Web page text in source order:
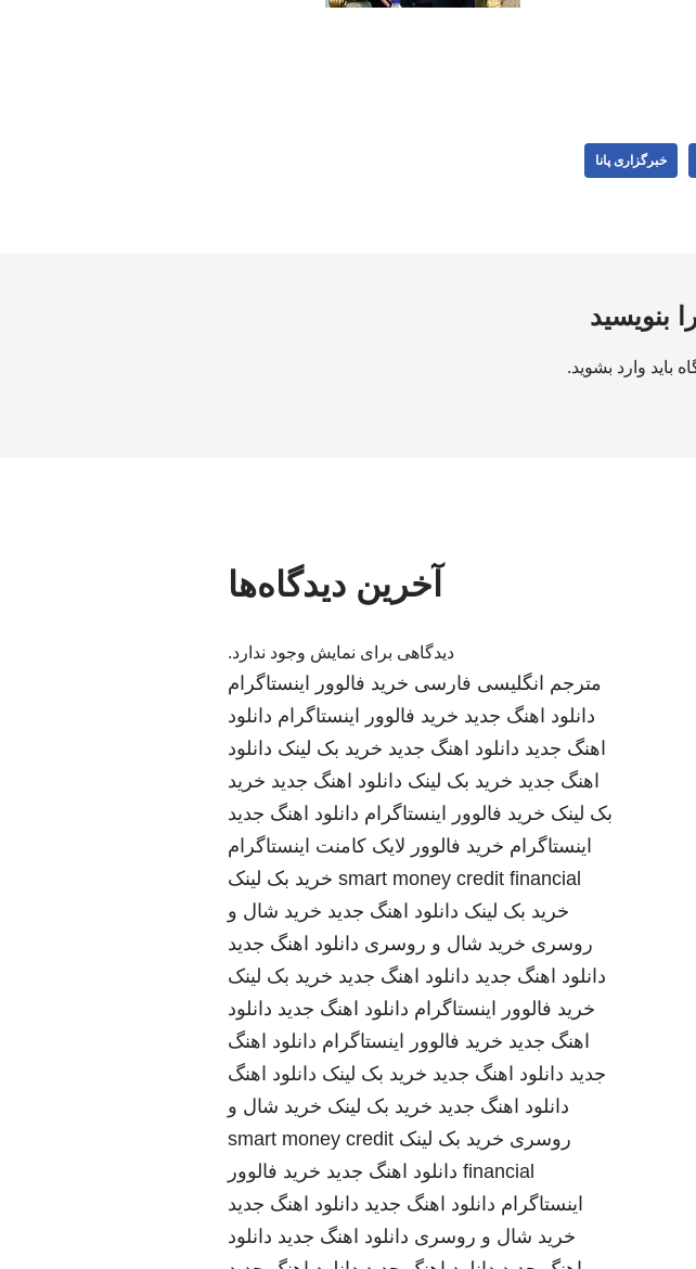
خبرگزاری پانا
بنویسید
باید وارد بشوید.
آخرین دیدگاه‌ها
دیدگاهی برای نمایش وجود ندارد.
مترجم انگلیسی فارسی خرید فالوور اینستاگرام
دانلود اهنگ جدید خرید فالوور اینستاگرام دانلود
اهنگ جدید دانلود اهنگ جدید خرید بک لینک دانلود
اهنگ جدید خرید بک لینک دانلود اهنگ جدید خرید
بک لینک خرید فالوور اینستاگرام دانلود اهنگ جدید
اینستاگرام خرید فالوور لایک کامنت اینستاگرام
smart money credit financial خرید بک لینک
خرید بک لینک دانلود اهنگ جدید خرید شال و
روسری خرید شال و روسری دانلود اهنگ جدید
دانلود اهنگ جدید دانلود اهنگ جدید خرید بک لینک
خرید فالوور اینستاگرام دانلود اهنگ جدید دانلود
اهنگ جدید خرید فالوور اینستاگرام دانلود اهنگ
جدید دانلود اهنگ جدید خرید بک لینک دانلود اهنگ
دانلود اهنگ جدید خرید بک لینک خرید شال و
روسری خرید بک لینک smart money credit
financial دانلود اهنگ جدید خرید فالوور
اینستاگرام دانلود اهنگ جدید دانلود اهنگ جدید
خرید شال و روسری دانلود اهنگ جدید دانلود